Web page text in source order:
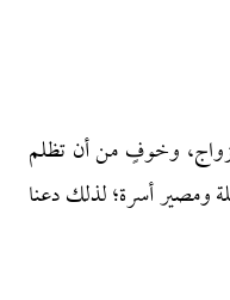
وخوفٍ من أن تظلم
ومصير أسرة؛ لذلك دعنا